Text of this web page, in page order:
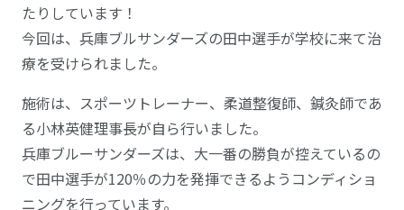
たりしています！
今回は、兵庫ブルサンダーズの田中選手が学校に来て治
療を受けられました。
施術は、スポーツトレーナー、柔道整復師、鍼灸師であ
る小林英健理事長が自ら行いました。
兵庫ブルーサンダーズは、大一番の勝負が控えているの
で田中選手が120％の力を発揮できるようコンディショ
ニングを行っています。